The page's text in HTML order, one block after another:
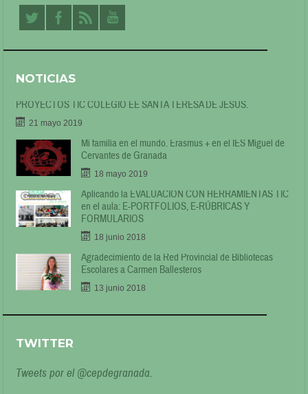
NOTICIAS
PROYECTOS TIC COLEGIO EE SANTA TERESA DE JESÚS.
21 mayo 2019
Mi familia en el mundo. Erasmus + en el IES Miguel de
Cervantes de Granada
18 mayo 2019
Aplicando la EVALUACIÓN CON HERRAMIENTAS TIC
en el aula: E-PORTFOLIOS, E-RÚBRICAS Y
FORMULARIOS
18 junio 2018
Agradecimiento de la Red Provincial de Bibliotecas
Escolares a Carmen Ballesteros
13 junio 2018
TWITTER
Tweets por el @cepdegranada.